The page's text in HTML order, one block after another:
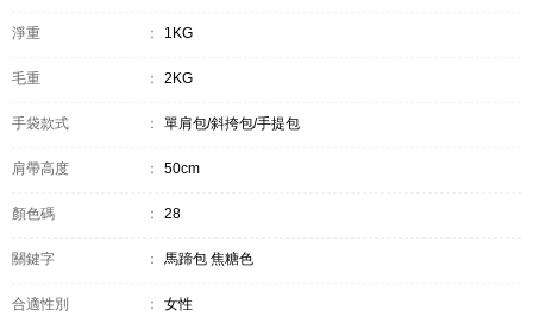
淨重 ： 1KG
毛重 ： 2KG
手袋款式 ： 單肩包/斜挎包/手提包
肩帶高度 ： 50cm
顏色碼 ： 28
關鍵字 ： 馬蹄包 焦糖色
合適性別 ： 女性